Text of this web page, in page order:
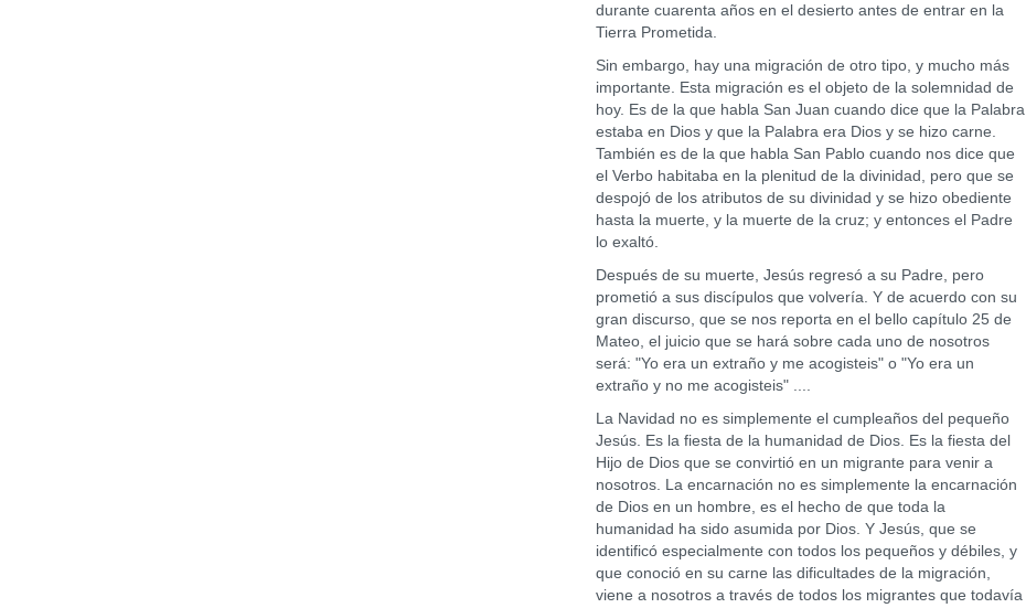
durante cuarenta años en el desierto antes de entrar en la
Tierra Prometida.
Sin embargo, hay una migración de otro tipo, y mucho más
importante. Esta migración es el objeto de la solemnidad de
hoy. Es de la que habla San Juan cuando dice que la Palabra
estaba en Dios y que la Palabra era Dios y se hizo carne.
También es de la que habla San Pablo cuando nos dice que
el Verbo habitaba en la plenitud de la divinidad, pero que se
despojó de los atributos de su divinidad y se hizo obediente
hasta la muerte, y la muerte de la cruz; y entonces el Padre
lo exaltó.
Después de su muerte, Jesús regresó a su Padre, pero
prometió a sus discípulos que volvería. Y de acuerdo con su
gran discurso, que se nos reporta en el bello capítulo 25 de
Mateo, el juicio que se hará sobre cada uno de nosotros
será: "Yo era un extraño y me acogisteis" o "Yo era un
extraño y no me acogisteis" ....
La Navidad no es simplemente el cumpleaños del pequeño
Jesús. Es la fiesta de la humanidad de Dios. Es la fiesta del
Hijo de Dios que se convirtió en un migrante para venir a
nosotros. La encarnación no es simplemente la encarnación
de Dios en un hombre, es el hecho de que toda la
humanidad ha sido asumida por Dios. Y Jesús, que se
identificó especialmente con todos los pequeños y débiles, y
que conoció en su carne las dificultades de la migración,
viene a nosotros a través de todos los migrantes que todavía